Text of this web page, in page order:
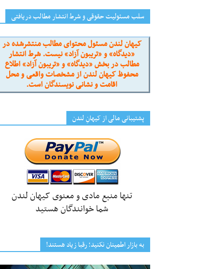
سلب مسئولیت حقوقی و شرط انتشار مطالب دریافتی
کیهان لندن مسئول محتوای مطالب منتشرشده در
«دیدگاه» و «تریبون آزاد» نیست. شرط انتشار
مطالب در بخش «دیدگاه» و «تریبون آزاد» اطلاع
محفوظ کیهان لندن از مشخصات واقعی و محل
اقامت و نشانی نویسندگان است.
پشتیبانی مالی از کیهانِ لندن
تنها منبع مادی و معنوی کیهان لندن
شما خوانندگان هستید
به بازار اطمینان نکنید؛ رقبا زیاد هستند!